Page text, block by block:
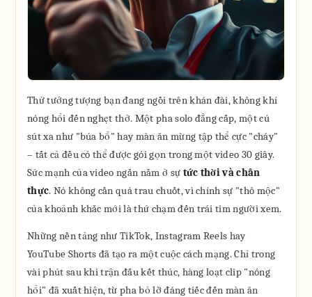
Thử tưởng tượng bạn đang ngồi trên khán đài, không khí
nóng hổi đến nghẹt thở. Một pha solo đẳng cấp, một cú
sút xa như "búa bổ" hay màn ăn mừng tập thể cực "cháy"
– tất cả đều có thể được gói gọn trong một video 30 giây.
Sức mạnh của video ngắn nằm ở sự tức thời và chân
thực. Nó không cần quá trau chuốt, vì chính sự "thô mộc"
của khoảnh khắc mới là thứ chạm đến trái tim người xem.
Những nền tảng như TikTok, Instagram Reels hay
YouTube Shorts đã tạo ra một cuộc cách mạng. Chỉ trong
vài phút sau khi trận đấu kết thúc, hàng loạt clip "nóng
hổi" đã xuất hiện, từ pha bỏ lỡ đáng tiếc đến màn ăn